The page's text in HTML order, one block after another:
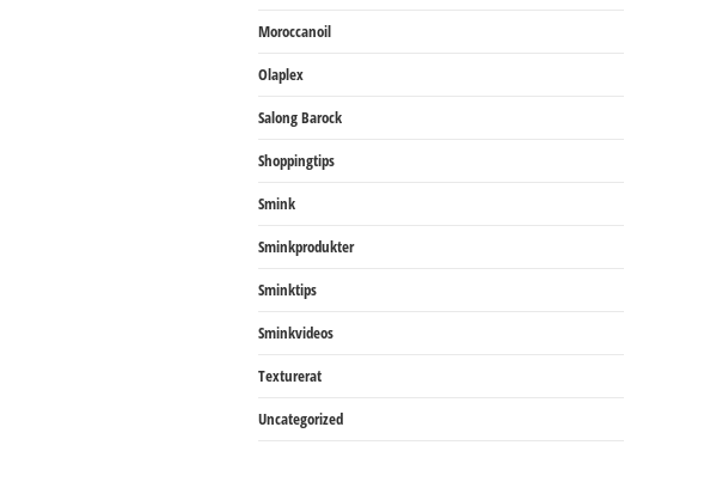
Moroccanoil
Olaplex
Salong Barock
Shoppingtips
Smink
Sminkprodukter
Sminktips
Sminkvideos
Texturerat
Uncategorized